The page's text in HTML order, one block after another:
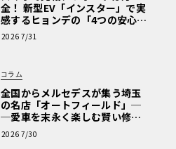
全！ 新型EV「インスター」で実
感するヒョンデの「4つの安心」
【第1回・ヒョンデ6つの疑問：
Why? Hyundai?】〈PR〉
2026 7/31
コラム
全国からメルセデスが集う埼玉
の名店「オートフィールド」─
─愛車を末永く楽しむ賢い修理
術と、プロがフックス製オイル
を選ぶ理由〈PR〉
2026 7/30